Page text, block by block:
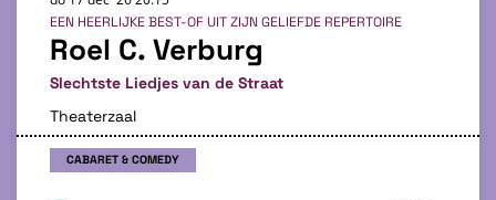
Roel C. Verburg
Slechtste Liedjes van de Straat
EEN HEERLIJKE BEST-OF UIT ZIJN GELIEFDE REPERTOIRE
Theaterzaal
CABARET & COMEDY